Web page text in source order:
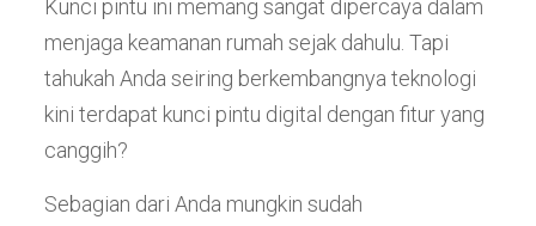
Kunci pintu ini memang sangat dipercaya dalam
menjaga keamanan rumah sejak dahulu. Tapi
tahukah Anda seiring berkembangnya teknologi
kini terdapat kunci pintu digital dengan fitur yang
canggih?
Sebagian dari Anda mungkin sudah